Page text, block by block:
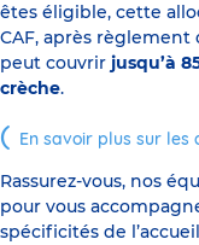
êtes éligible, cette
CAF, après
peut couvrir jusqu’à
crèche.
En savoir plus sur les
Rassurez-vous, nos
pour vous
spécificités de